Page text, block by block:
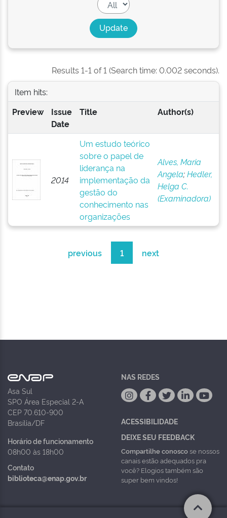
Results 1-1 of 1 (Search time: 0.002 seconds).
Item hits:
Preview
Issue
Date
Title Author(s)
2014
Um estudo teórico
sobre o papel de
liderança na
implementação da
gestão do
conhecimento nas
organizações
Alves, Maria
Angela;Hedler,
Helga C.
(Examinadora)
previous 1 next
Asa Sul
SPO Área Especial 2-A
CEP 70.610-900
Brasília/DF
Horário de funcionamento
08h00 às 18h00
Contato
biblioteca@enap.gov.br
NAS REDES
ACESSIBILIDADE
DEIXE SEU FEEDBACK
Compartilhe conoscose nossos
canais estão adequados pra
você? Elogios também são
super bem vindos!